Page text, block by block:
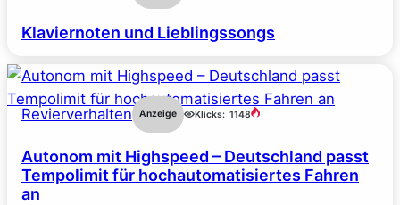
Klaviernoten und Lieblingssongs
Revierverhalten Anzeige Klicks: 1148
Autonom mit Highspeed – Deutschland passt
Tempolimit für hochautomatisiertes Fahren
an